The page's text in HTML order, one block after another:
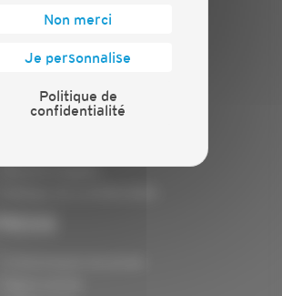
Présentation
Nos services
INFORMATIONS
Mentions légales
Non merci
Je personnalise
Politique de
confidentialité